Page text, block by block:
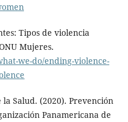
Tipos de violencia
Mujeres.
we-do/ending-violence-
Salud. (2020). Prevención
Panamericana de